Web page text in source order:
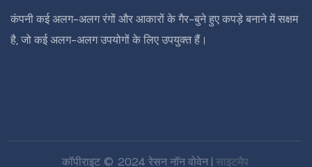
कंपनी कई अलग-अलग रंगों और आकारों के गैर-बुने हुए कपड़े बनाने में सक्षम
है, जो कई अलग-अलग उपयोगों के लिए उपयुक्त हैं।
कॉपीराइट © 2024 रेसन नॉन वोवेन |साइटमैप